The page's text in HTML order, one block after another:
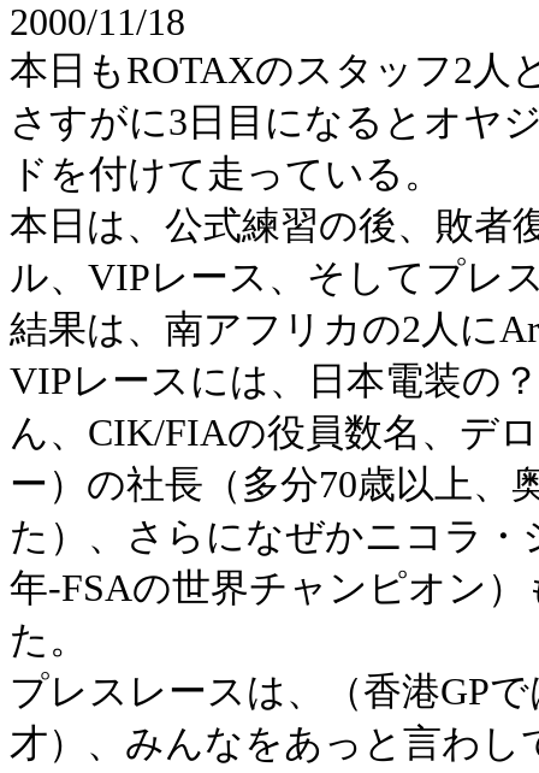
2000/11/18
本日もROTAXのスタッフ2人
さすがに3日目になるとオヤ
ドを付けて走っている。
本日は、公式練習の後、敗者
ル、VIPレース、そしてプレ
結果は、南アフリカの2人に
VIPレースには、日本電装の
ん、CIK/FIAの役員数名、デ
ー）の社長（多分70歳以上
た）、さらになぜかニコラ・
年-FSAの世界チャンピオン
た。
プレスレースは、（香港GP
才）、みんなをあっと言わ